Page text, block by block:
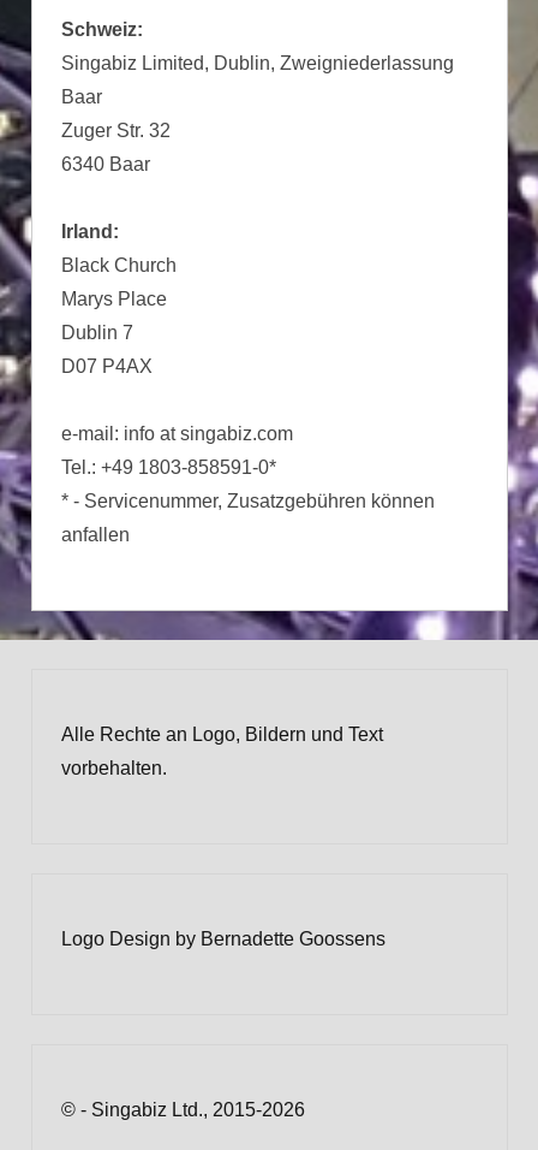
Schweiz:
Singabiz Limited, Dublin, Zweigniederlassung
Baar
Zuger Str. 32
6340 Baar
Irland:
Black Church
Marys Place
Dublin 7
D07 P4AX
e-mail: info at singabiz.com
Tel.: +49 1803-858591-0*
* - Servicenummer, Zusatzgebühren können
anfallen
Alle Rechte an Logo, Bildern und Text
vorbehalten.
Logo Design by Bernadette Goossens
© - Singabiz Ltd., 2015-2026